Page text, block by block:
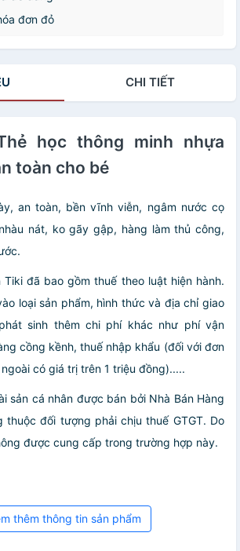
đơn đỏ
CHI TIẾT
học thông minh nhựa
toàn cho bé
an toàn, bền vĩnh viễn, ngâm nước cọ
nát, ko gãy gập, hàng làm thủ công,
Tiki đã bao gồm thuế theo luật hiện hành.
loại sản phẩm, hình thức và địa chỉ giao
sinh thêm chi phí khác như phí vận
cồng kềnh, thuế nhập khẩu (đối với đơn
có giá trị trên 1 triệu đồng).....
sản cá nhân được bán bởi Nhà Bán Hàng
thuộc đối tượng phải chịu thuế GTGT. Do
được cung cấp trong trường hợp này.
thêm thông tin sản phẩm